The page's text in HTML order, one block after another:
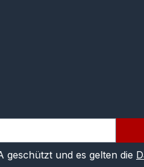
geschützt und es gelten die